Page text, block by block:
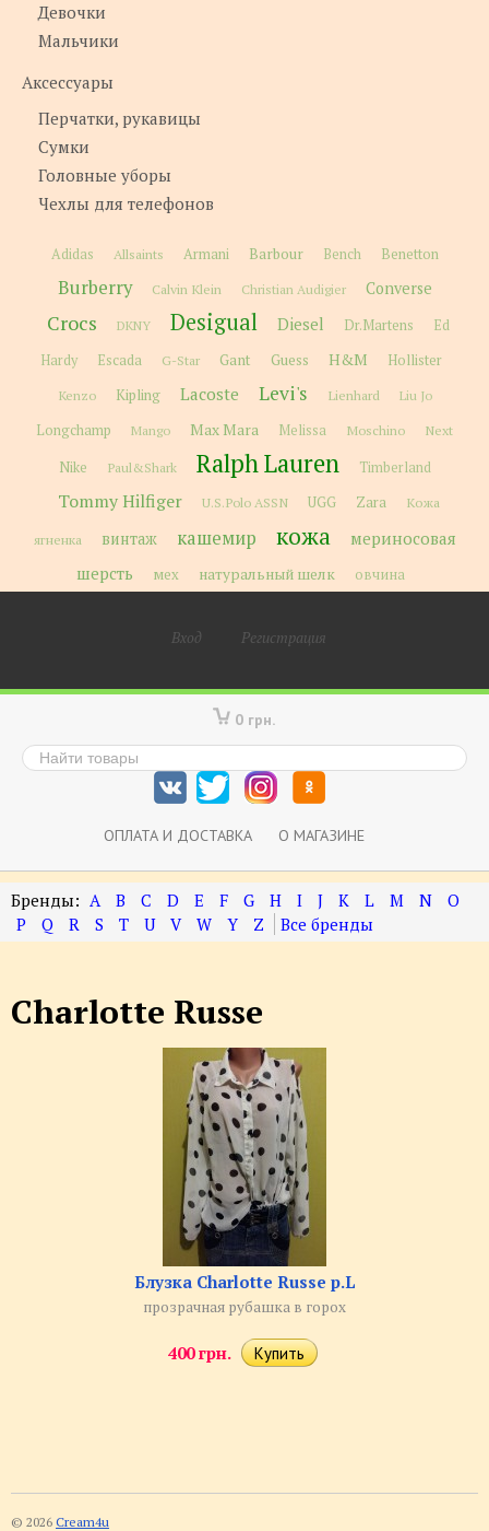
Девочки
Мальчики
Аксессуары
Перчатки, рукавицы
Сумки
Головные уборы
Чехлы для телефонов
Adidas Allsaints Armani Barbour Bench Benetton
Burberry Calvin Klein Christian Audigier Converse
Crocs DKNY Desigual Diesel Dr.Martens
Ed
Hardy
Escada G-Star Gant Guess H&M Hollister
Kenzo Kipling Lacoste Levi's Lienhard Liu Jo
Longchamp Mango Max Mara Melissa Moschino
Next
Nike
Paul&Shark Ralph Lauren Timberland
Tommy Hilfiger U.S.Polo ASSN UGG Zara
Кожа
ягненка
винтаж кашемир кожа
мериносовая
шерсть
мех натуральный шелк овчина
Вход Регистрация
0 грн.
ОПЛАТА И ДОСТАВКА О МАГАЗИНЕ
A B C D E F G H I J K L M N
O
P
Q R S T U V W Y Z
Charlotte Russe
Блузка Charlotte Russe р.L
прозрачная рубашка в горох
400 грн.
© 2026 Cream4u